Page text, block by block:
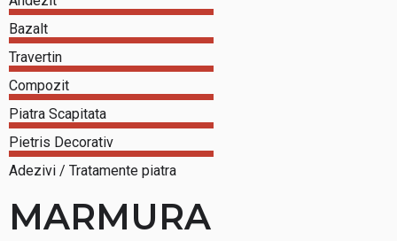
Bazalt
Travertin
Compozit
Piatra Scapitata
Pietris Decorativ
Adezivi / Tratamente piatra
MARMURA